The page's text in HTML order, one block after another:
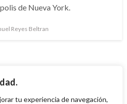
tu experiencia de navegación,
de Nueva York.
Reyes Beltran